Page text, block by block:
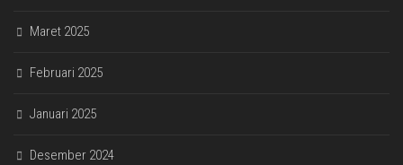
Maret 2025
Februari 2025
Januari 2025
Desember 2024